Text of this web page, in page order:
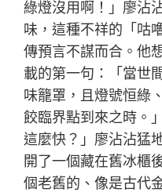
綠燈沒用啊！」廖沾
味，這種不祥的「咕
傳預言不謀而合。他
載的第一句：「當世
味籠罩，且燈號恒綠
餃臨界點到來之時。
這麼快？」廖沾沾猛
開了一個藏在舊冰櫃
個老舊的、像是古代